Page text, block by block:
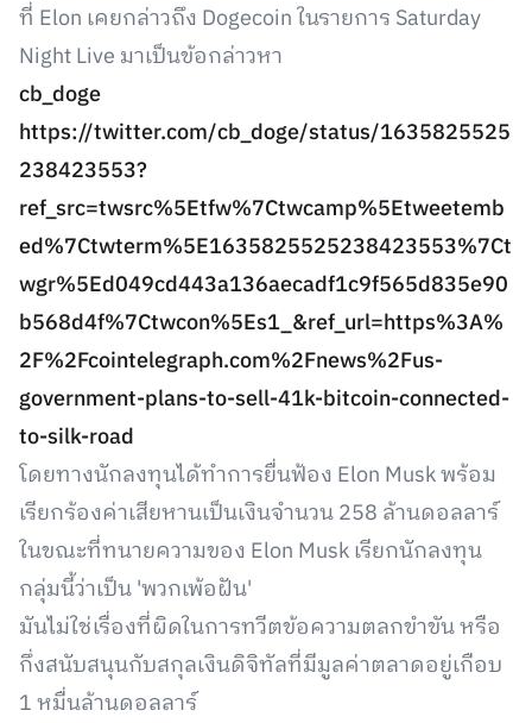
ที่ Elon เคยกล่าวถึง Dogecoin ในรายการ Saturday
Night Live มาเป็นข้อกล่าวหา
cb_doge
https://twitter.com/cb_doge/status/1635825525
238423553?
ref_src=twsrc%5Etfw%7Ctwcamp%5Etweetemb
ed%7Ctwterm%5E1635825525238423553%7Ct
wgr%5Ed049cd443a136aecadf1c9f565d835e90
b568d4f%7Ctwcon%5Es1_&ref_url=https%3A%
2F%2Fcointelegraph.com%2Fnews%2Fus-
government-plans-to-sell-41k-bitcoin-connected-
to-silk-road
โดยทางนักลงทุนได้ทำการยื่นฟ้อง Elon Musk พร้อม
เรียกร้องค่าเสียหานเป็นเงินจำนวน 258 ล้านดอลลาร์
ในขณะที่ทนายความของ Elon Musk เรียกนักลงทุน
กลุ่มนี้ว่าเป็น 'พวกเพ้อฝัน'
มันไม่ใช่เรื่องที่ผิดในการทวีตข้อความตลกขำขัน หรือ
กึ่งสนับสนุนกับสกุลเงินดิจิทัลที่มีมูลค่าตลาดอยู่เกือบ
1 หมื่นล้านดอลลาร์